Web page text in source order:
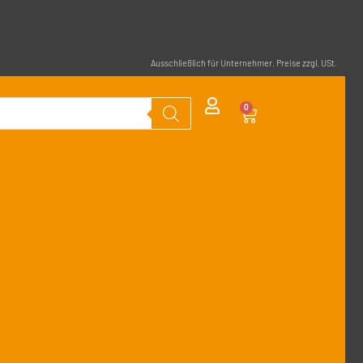
Ausschließlich für Unternehmer. Preise zzgl. USt.
0